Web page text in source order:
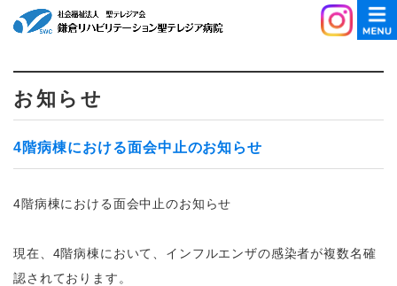
お知らせ
4階病棟における面会中止のお知らせ
4階病棟における面会中止のお知らせ
現在、4階病棟において、インフルエンザの感染者が複数名確
認されております。